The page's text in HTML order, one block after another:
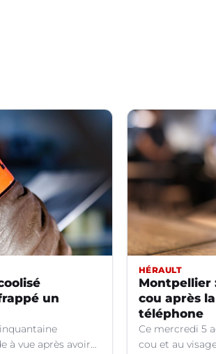
un
à vue après avoir
HÉRAULT
Montpellier
cou après
téléphone
Ce mercredi 5
cou et au